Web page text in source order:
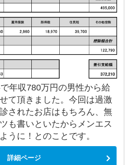
年収780万円の男性から給
て頂きました。今回は過激
されたお店はもちろん、無
も書いといたからメンエス
うに！とのことです。
詳細ページ